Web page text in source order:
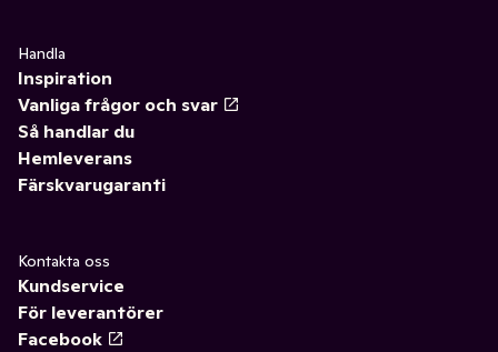
Handla
Inspiration
Vanliga frågor och svar
Så handlar du
Hemleverans
Färskvarugaranti
Kontakta oss
Kundservice
För leverantörer
Facebook